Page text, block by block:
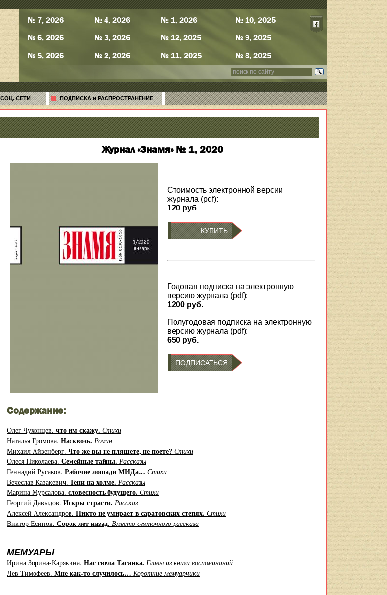
№ 7, 2026
№ 6, 2026
№ 5, 2026
№ 4, 2026
№ 3, 2026
№ 2, 2026
№ 1, 2026
№ 12, 2025
№ 11, 2025
№ 10, 2025
№ 9, 2025
№ 8, 2025
СОЦ. СЕТИ ПОДПИСКА и РАСПРОСТРАНЕНИЕ
Журнал «Знамя» № 1, 2020
Стоимость электронной версии
журнала (pdf):
120 руб.
КУПИТЬ
Годовая подписка на электронную
версию журнала (pdf):
1200 руб.
Полугодовая подписка на электронную
версию журнала (pdf):
650 руб.
ПОДПИСАТЬСЯ
Содержание:
Олег Чухонцев. что им скажу. Стихи
Наталья Громова. Насквозь. Роман
Михаил Айзенберг. Что же вы не пляшете, не поете? Стихи
Олеся Николаева. Семейные тайны. Рассказы
Геннадий Русаков. Рабочие лошади МИДа… Стихи
Вечеслав Казакевич. Тени на холме. Рассказы
Марина Мурсалова. словесность будущего. Стихи
Георгий Давыдов. Искры страсти. Рассказ
Алексей Александров. Никто не умирает в саратовских степях. Стихи
Виктор Есипов. Сорок лет назад. Вместо святочного рассказа
МЕМУАРЫ
Ирина Зорина-Карякина. Нас свела Таганка. Главы из книги воспоминаний
Лев Тимофеев. Мне как-то случилось… Короткие мемуарчики